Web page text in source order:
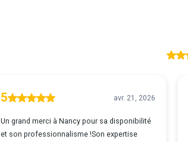
5 avr. 21, 2026
Un grand merci à Nancy pour sa disponibilité
et son professionnalisme !Son expertise